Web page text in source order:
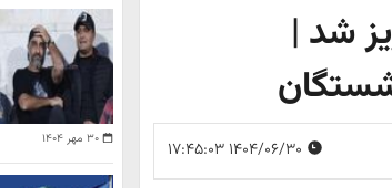
شد |
۳۰ مهر ۱۴۰۴